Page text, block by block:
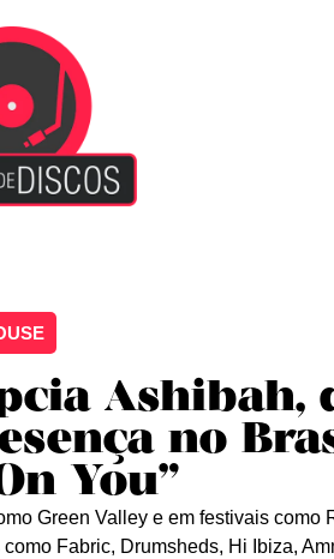
Ashibah,
no
You”
Green Valley e em festivais como
Fabric, Drumsheds, Hi Ibiza,